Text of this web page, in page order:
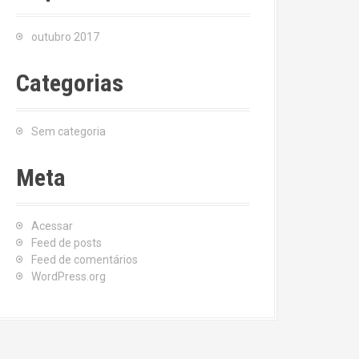
outubro 2017
Categorias
Sem categoria
Meta
Acessar
Feed de posts
Feed de comentários
WordPress.org